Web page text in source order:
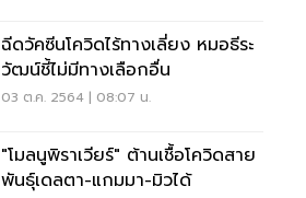
ฉีดวัคซีนโควิดไร้ทางเลี่ยง หมอธีระ
วัฒน์ชี้ไม่มีทางเลือกอื่น
03 ต.ค. 2564 | 08:07 น.
"โมลนูพิราเวียร์" ต้านเชื้อโควิดสาย
พันธุ์เดลตา-แกมมา-มิวได้